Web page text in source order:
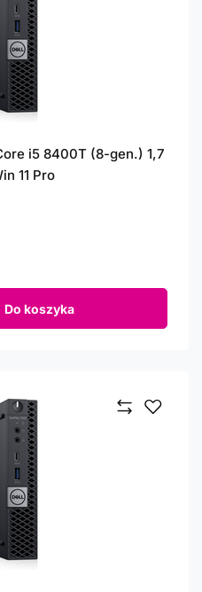
i5 8400T (8-gen.) 1,7
11 Pro
Do koszyka